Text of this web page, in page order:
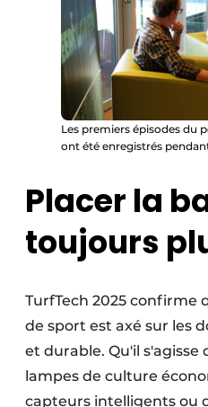
Les premiers épisodes du
ont été enregistrés
Placer la
toujours
TurfTech 2025 confirme
de sport est axé sur les
et durable. Qu'il s'agisse
lampes de culture
capteurs intelligents ou